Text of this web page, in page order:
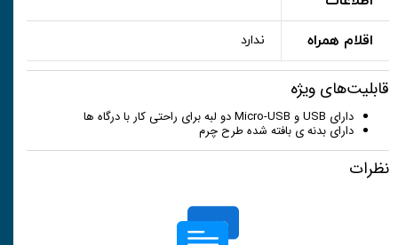
اقلام همراه ندارد
قابلیت‌های ویژه
دارای USB و Micro-USB دو لبه برای راحتی کار با درگاه ها
دارای بدنه ی بافته شده طرح چرم
نظرات